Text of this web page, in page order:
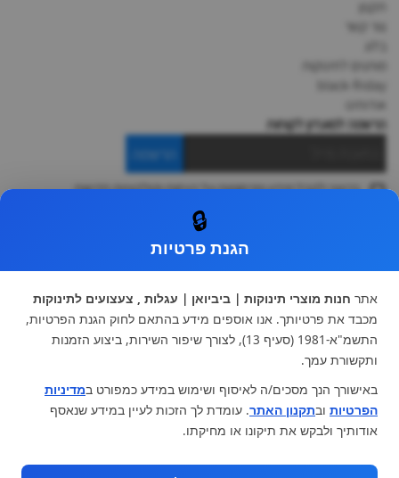
צור קשר
מותגים לתינוקות
black-friday
אודותינו
הרשמה למועדון לקוחות
הרשמה
ברצוני לקבל מידע ופרסומות על הנחות וקולקציות חדשות
עגלות וטיולונים
כיסא בטיחות ואביזרים
ריהוט לתינוקות
מצעים למיטת תינוק וטקסטיל
צעצועי ילדים
על גלגלים
הנקה והאכלה
מוצרי אמבטיה
מוזמנים לבקר אותנו:
🔒
הגנת פרטיות
אתר חנות מוצרי תינוקות | ביביואן | עגלות , צעצועים לתינוקות
מכבד את פרטיותך. אנו אוספים מידע בהתאם לחוק הגנת הפרטיות,
התשמ"א-1981 (סעיף 13), לצורך שיפור השירות, ביצוע הזמנות
ותקשורת עמך.
באישורך הנך מסכים/ה לאיסוף ושימוש במידע כמפורט במדיניות
הפרטיות ובתקנון האתר. עומדת לך הזכות לעיין במידע שנאסף
אודותיך ולבקש את תיקונו או מחיקתו.